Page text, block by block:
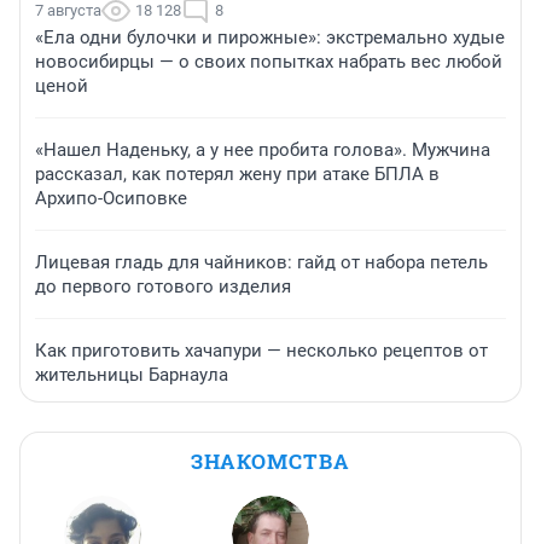
7 августа 18 128 8
«Ела одни булочки и пирожные»: экстремально худые
новосибирцы — о своих попытках набрать вес любой
ценой
«Нашел Наденьку, а у нее пробита голова». Мужчина
рассказал, как потерял жену при атаке БПЛА в
Архипо-Осиповке
Лицевая гладь для чайников: гайд от набора петель
до первого готового изделия
Как приготовить хачапури — несколько рецептов от
жительницы Барнаула
ЗНАКОМСТВА